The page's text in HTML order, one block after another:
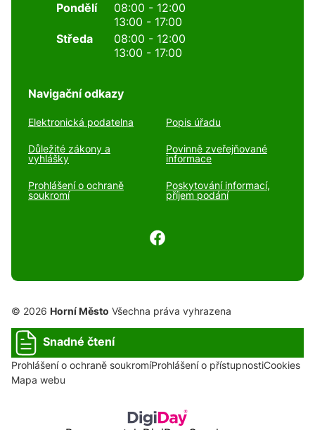
Pondělí
08:00 - 12:00
13:00 - 17:00
Středa
08:00 - 12:00
13:00 - 17:00
Navigační odkazy
Elektronická podatelna Popis úřadu
Důležité zákony a
vyhlášky
Povinně zveřejňované
informace
Prohlášení o ochraně
soukromí
Poskytování informací,
příjem podání
© 2026 Horní Město Všechna práva vyhrazena
Snadné čtení
Prohlášení o ochraně soukromíProhlášení o přístupnostiCookies
Mapa webu